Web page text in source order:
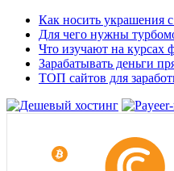
Как носить украшения
Для чего нужны
Что изучают на курсах
Зарабатывать деньги
ТОП сайтов для